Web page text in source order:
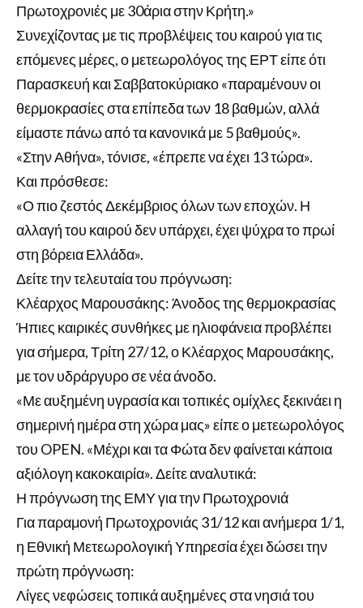
Πρωτοχρονιές με 30άρια στην Κρήτη.»
Συνεχίζοντας με τις προβλέψεις του καιρού για τις
επόμενες μέρες, ο μετεωρολόγος της ΕΡΤ είπε ότι
Παρασκευή και Σαββατοκύριακο «παραμένουν οι
θερμοκρασίες στα επίπεδα των 18 βαθμών, αλλά
είμαστε πάνω από τα κανονικά με 5 βαθμούς».
«Στην Αθήνα», τόνισε, «έπρεπε να έχει 13 τώρα».
Και πρόσθεσε:
«Ο πιο ζεστός Δεκέμβριος όλων των εποχών. Η
αλλαγή του καιρού δεν υπάρχει, έχει ψύχρα το πρωί
στη βόρεια Ελλάδα».
Δείτε την τελευταία του πρόγνωση:
Κλέαρχος Μαρουσάκης: Άνοδος της θερμοκρασίας
Ήπιες καιρικές συνθήκες με ηλιοφάνεια προβλέπει
για σήμερα, Τρίτη 27/12, ο Κλέαρχος Μαρουσάκης,
με τον υδράργυρο σε νέα άνοδο.
«Με αυξημένη υγρασία και τοπικές ομίχλες ξεκινάει η
σημερινή ημέρα στη χώρα μας» είπε ο μετεωρολόγος
του OPEN. «Μέχρι και τα Φώτα δεν φαίνεται κάποια
αξιόλογη κακοκαιρία». Δείτε αναλυτικά:
Η πρόγνωση της ΕΜΥ για την Πρωτοχρονιά
Για παραμονή Πρωτοχρονιάς 31/12 και ανήμερα 1/1,
η Εθνική Μετεωρολογική Υπηρεσία έχει δώσει την
πρώτη πρόγνωση:
Λίγες νεφώσεις τοπικά αυξημένες στα νησιά του